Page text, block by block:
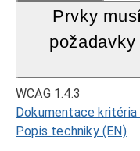
Prvky
WCAG 1.4.3
Dokumentace kritéria
Popis techniky (EN)